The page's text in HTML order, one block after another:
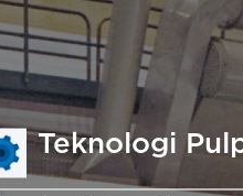
Teknologi